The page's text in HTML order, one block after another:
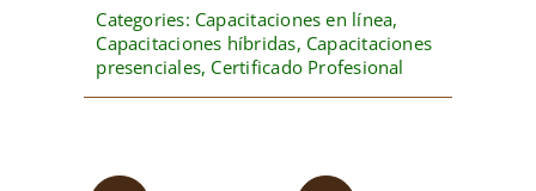
Planillas
quantity
Categories: Capacitaciones en línea,
Capacitaciones híbridas, Capacitaciones
presenciales, Certificado Profesional